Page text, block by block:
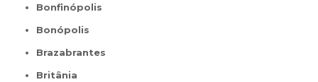
Bonfinópolis
Bonópolis
Brazabrantes
Britânia